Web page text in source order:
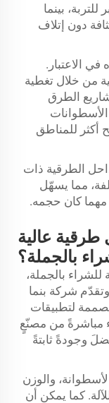
بينما
دون إتلاف
الاعتبار.
من خلال تغطية
الطرق
الأسطوانات
أكثر للمناطق
الطرقية ذات
مما يسهّل
مهما كان حجمه.
طرقية عالية
بالجملة؟
بالجملة،
شركة بنما
لتطبيقات
مباشرةً من مصنّعٍ
وجودةً ثابتةً
والوزن
كما يمكن أن